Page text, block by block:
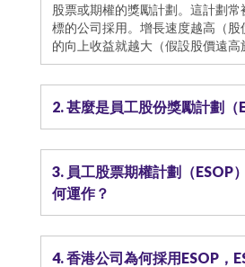
股票或期權的獎勵計劃。這計劃常
標的公司採用。增長速度越高（股
的向上收益就越大（假設股價遠高
2. 甚麼是員工股份獎勵計劃（
3. 員工股票期權計劃（ESOP
何運作？
4. 香港公司為何採用ESOP，